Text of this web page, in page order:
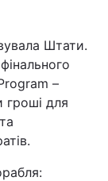
Штати.
–
гроші для